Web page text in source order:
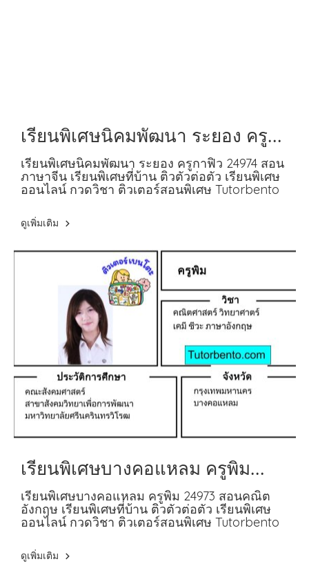
เรียนพิเศษนิคมพัฒนา ระยอง ครู
กาฟิว 24974 สอนภาษาจีน
เรียนพิเศษนิคมพัฒนา ระยอง ครูกาฟิว 24974 สอน
ภาษาจีน เรียนพิเศษที่บ้าน ติวตัวต่อตัว เรียนพิเศษ
ออนไลน์ กวดวิชา ติวเตอร์สอนพิเศษ Tutorbento
ดูเพิ่มเติม
เรียนพิเศษบางคอแหลม ครูพิม
24973 สอนคณิต อังกฤษ
เรียนพิเศษบางคอแหลม ครูพิม 24973 สอนคณิต
อังกฤษ เรียนพิเศษที่บ้าน ติวตัวต่อตัว เรียนพิเศษ
ออนไลน์ กวดวิชา ติวเตอร์สอนพิเศษ Tutorbento
ดูเพิ่มเติม